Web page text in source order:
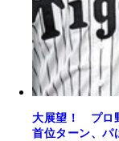
大展望！ プロ
首位ターン、パ